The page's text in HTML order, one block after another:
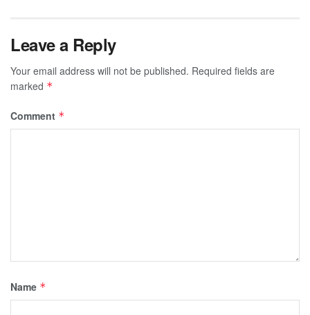
Leave a Reply
Your email address will not be published. Required fields are
marked *
Comment *
Name *